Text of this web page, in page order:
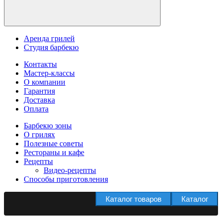
Аренда грилей
Студия барбекю
Контакты
Мастер-классы
О компании
Гарантия
Доставка
Оплата
Барбекю зоны
О грилях
Полезные советы
Рестораны и кафе
Рецепты
Видео-рецепты
Способы приготовления
Каталог
Каталог товаров